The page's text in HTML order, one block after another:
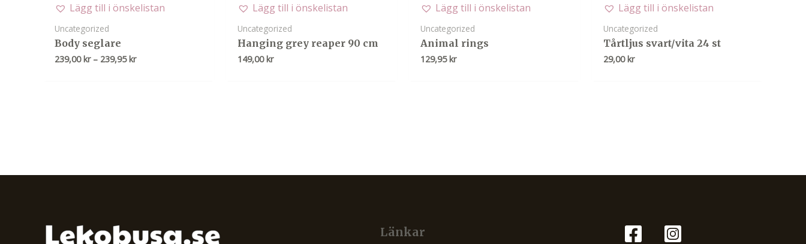
Lägg till i önskelistan
Uncategorized
Body seglare
239,00 kr – 239,95 krPrisintervall:
Lägg till i önskelistan
Uncategorized
Hanging grey reaper 90 cm
149,00 kr
Lägg till i önskelistan
Uncategorized
Animal rings
129,95 kr
Lägg till i önskelistan
Uncategorized
Tårtljus svart/vita 24 st
29,00 kr
Länkar